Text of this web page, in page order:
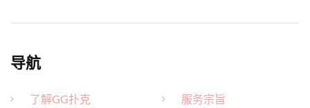
导航
了解GG扑克
服务宗旨